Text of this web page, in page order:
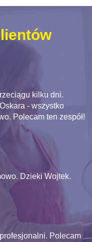
kilku dni.
- wszystko
Polecam ten zespół!
Dzieki Wojtek.
Polecam